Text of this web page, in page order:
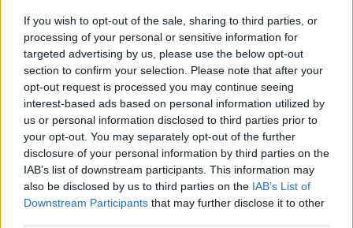
If you wish to opt-out of the sale, sharing to third parties, or
processing of your personal or sensitive information for
targeted advertising by us, please use the below opt-out
section to confirm your selection. Please note that after your
opt-out request is processed you may continue seeing
interest-based ads based on personal information utilized by
us or personal information disclosed to third parties prior to
your opt-out. You may separately opt-out of the further
disclosure of your personal information by third parties on the
IAB’s list of downstream participants. This information may
also be disclosed by us to third parties on the IAB’s List of
Downstream Participants that may further disclose it to other
ΑΕΚ: Κάκωση στον αστράγαλο ο Βάργκα – Δεν
ανησυχούν ενόψει πλέι οφ
Ο Ούγγρος φορ της ΑΕΚ δεν έχει πρόβλημα με